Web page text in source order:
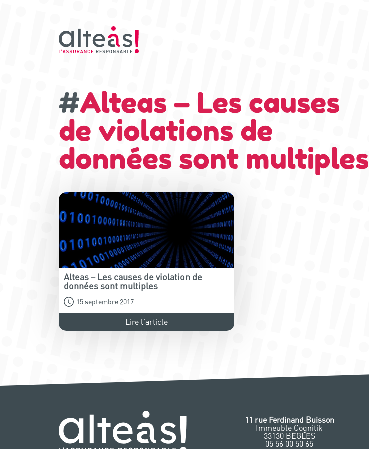
#Alteas – Les causes
de violations de
données sont multiples
Alteas – Les causes de violation de
données sont multiples
15 septembre 2017
Lire l'article
11 rue Ferdinand Buisson
Immeuble Cognitik
33130 BEGLES
‭05 56 00 50 65